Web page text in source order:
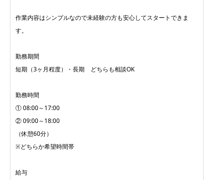
作業内容はシンプルなので未経験の方も安心してスタートできま
す。
勤務期間
短期（3ヶ月程度）・長期 どちらも相談OK
勤務時間
① 08:00～17:00
② 09:00～18:00
（休憩60分）
※どちらか希望時間帯
給与